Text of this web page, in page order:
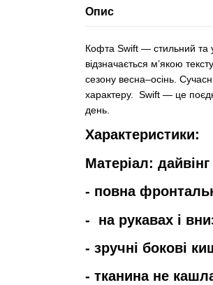
Опис
Кофта Swift — стильний та
відзначається м’якою
сезону весна–осінь.
характеру. Swift — це
день.
Характеристики:
Матеріал: дайвінг
- повна
- на рукавах і
- зручні бокові
- тканина не